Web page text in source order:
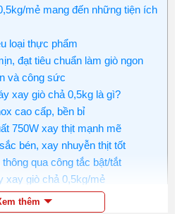
mẻ mang đến những tiện ích
loại thực phẩm
đạt tiêu chuẩn làm giò ngon
và công sức
xay giò chả 0,5kg là gì?
cao cấp, bền bỉ
750W xay thịt mạnh mẽ
bén, xay nhuyễn thịt tốt
qua công tắc bật/tắt
xay giò chả 0,5kg/mẻ
chính hãng, giá tốt tại
thêm